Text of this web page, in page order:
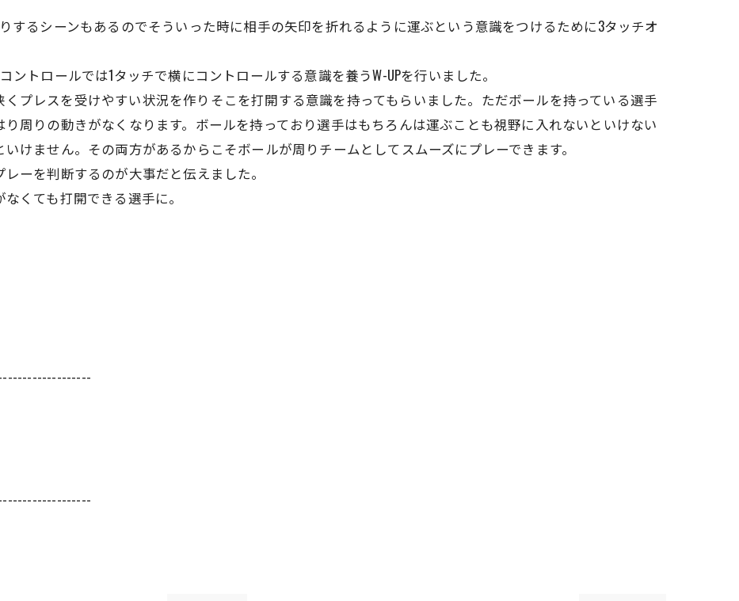
するシーンもあるのでそういった時に相手の矢印を折れるように運ぶという意識をつけるために3タッチオ
トロールでは1タッチで横にコントロールする意識を養うW-UPを行いました。
くプレスを受けやすい状況を作りそこを打開する意識を持ってもらいました。ただボールを持っている選手
周りの動きがなくなります。ボールを持っており選手はもちろんは運ぶことも視野に入れないといけない
けません。その両方があるからこそボールが周りチームとしてスムーズにプレーできます。
ーを判断するのが大事だと伝えました。
くても打開できる選手に。